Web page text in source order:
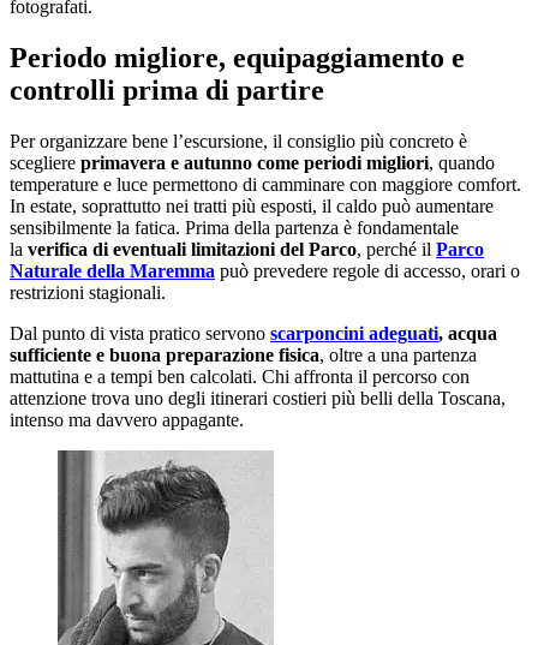
fotografati.
Periodo migliore, equipaggiamento e
controlli prima di partire
Per organizzare bene l’escursione, il consiglio più concreto è
scegliere primavera e autunno come periodi migliori, quando
temperature e luce permettono di camminare con maggiore comfort.
In estate, soprattutto nei tratti più esposti, il caldo può aumentare
sensibilmente la fatica. Prima della partenza è fondamentale
la verifica di eventuali limitazioni del Parco, perché il Parco
Naturale della Maremma può prevedere regole di accesso, orari o
restrizioni stagionali.
Dal punto di vista pratico servono scarponcini adeguati, acqua
sufficiente e buona preparazione fisica, oltre a una partenza
mattutina e a tempi ben calcolati. Chi affronta il percorso con
attenzione trova uno degli itinerari costieri più belli della Toscana,
intenso ma davvero appagante.